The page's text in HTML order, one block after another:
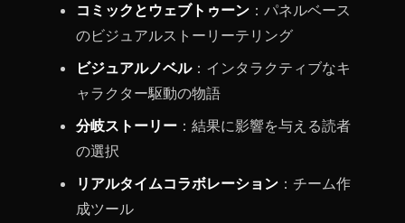
コミックとウェブトゥーン ：パネルベース
のビジュアルストーリーテリング
ビジュアルノベル：インタラクティブなキ
ャラクター駆動の物語
分岐ストーリー ：結果に影響を与える読者
の選択
リアルタイムコラボレーション ：チーム作
成ツール